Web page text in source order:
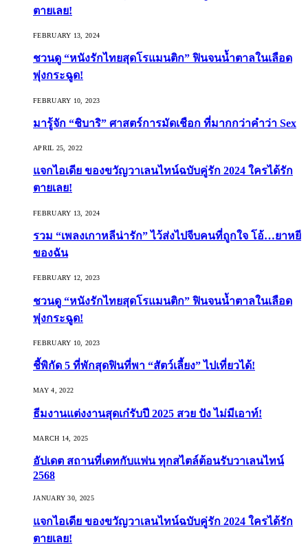
ตายเลย!
FEBRUARY 13, 2024
ชวนดู “หนังรักไทยสุดโรแมนติก” ฟินจนน้ำตาลในเลือด
พุ่งกระฉูด!
FEBRUARY 10, 2023
มารู้จัก “ชิบาริ” ศาสตร์การมัดเชือก ที่มากกว่าคำว่า Sex
APRIL 25, 2022
แจกไอเดีย ของขวัญวาเลนไทน์ฉบับคู่รัก 2024 ใครได้รัก
ตายเลย!
FEBRUARY 13, 2024
รวม “เพลงเกาหลีน่ารัก” ไว้ส่งไปจีบคนที่ถูกใจ โอ้…ยาหยี
ของฉัน
FEBRUARY 12, 2023
ชวนดู “หนังรักไทยสุดโรแมนติก” ฟินจนน้ำตาลในเลือด
พุ่งกระฉูด!
FEBRUARY 10, 2023
ชี้พิกัด 5 ที่พักสุดฟินที่พา “สัตว์เลี้ยง” ไปเที่ยวได้!
MAY 4, 2022
ธีมงานแต่งงานสุดเก๋รับปี 2025 สวย ปัง ไม่มีเอาท์!
MARCH 14, 2025
อัปเดต สถานที่เดทกับแฟน ทุกสไตล์ต้อนรับวาเลนไทน์
2568
JANUARY 30, 2025
แจกไอเดีย ของขวัญวาเลนไทน์ฉบับคู่รัก 2024 ใครได้รัก
ตายเลย!